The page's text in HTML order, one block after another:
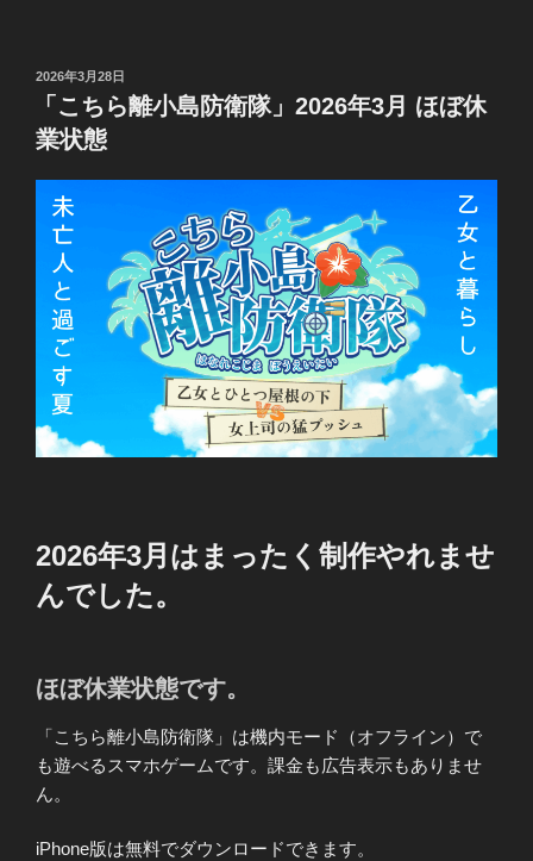
投
2026年3月28日
「こちら離小島防衛隊」2026年3月 ほぼ休
業状態
2026年3月はまったく制作やれませ
んでした。
ほぼ休業状態です。
「こちら離小島防衛隊」は機内モード（オフライン）で
も遊べるスマホゲームです。課金も広告表示もありませ
ん。
iPhone版は無料でダウンロードできます。